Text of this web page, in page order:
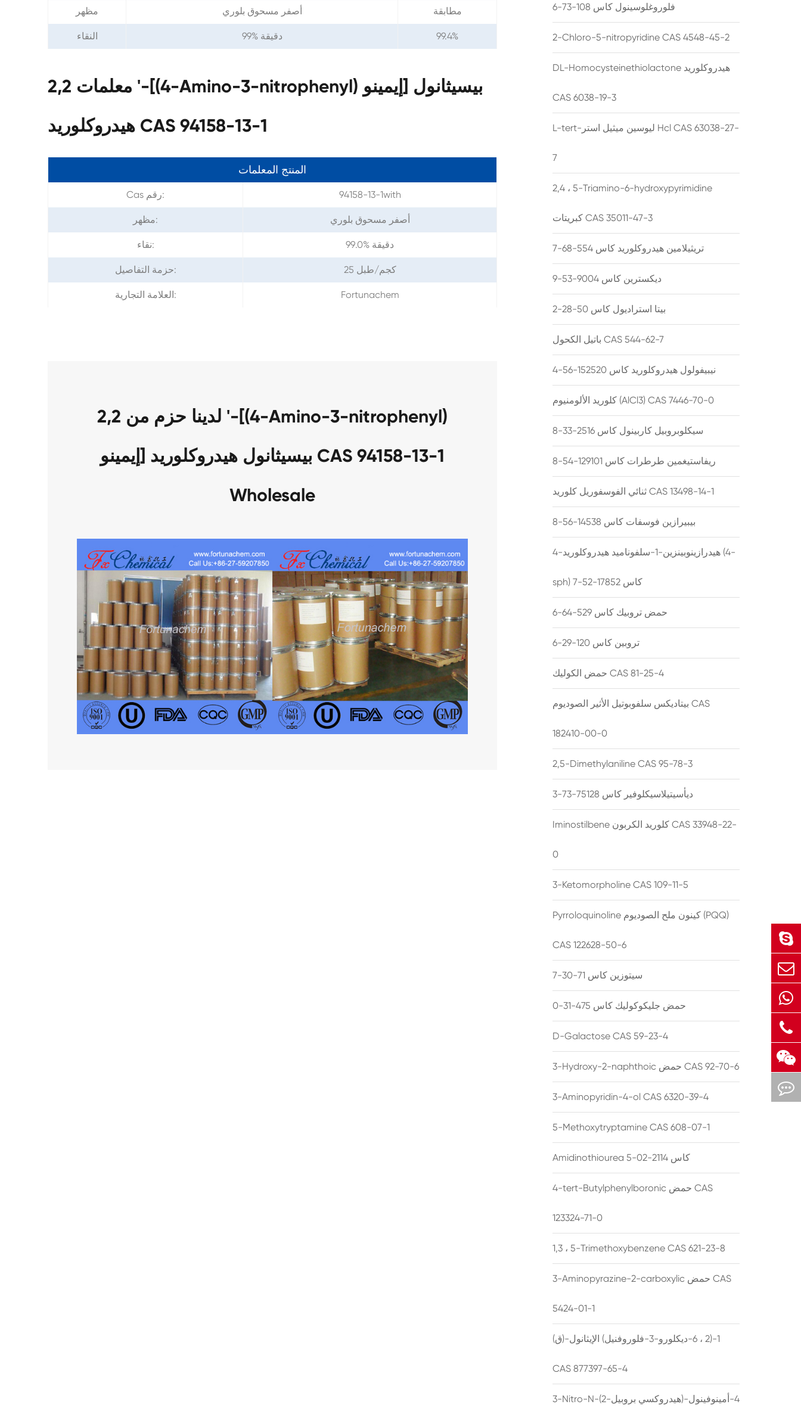
مظهر أصفر مسحوق بلوري مطابقة
النقاء 99% دقيقة 99.4%
معلمات 2,2 '-[(4-Amino-3-nitrophenyl) إيمينو] بيسيثانول
هيدروكلوريد CAS 94158-13-1
المنتج المعلمات
Cas رقم: 94158-13-1with
مظهر: أصفر مسحوق بلوري
نقاء: 99.0% دقيقة
حزمة التفاصيل: 25 كجم/طبل
العلامة التجارية: Fortunachem
لدينا حزم من 2,2 '-[(4-Amino-3-nitrophenyl)
إيمينو] بيسيثانول هيدروكلوريد CAS 94158-13-1
Wholesale
فلوروغلوسينول كاس 108-73-6
2-Chloro-5-nitropyridine CAS 4548-45-2
DL-Homocysteinethiolactone هيدروكلوريد
CAS 6038-19-3
L-tert-ليوسين ميثيل استر Hcl CAS 63038-27-
7
2,4 ، 5-Triamino-6-hydroxypyrimidine
كبريتات CAS 35011-47-3
تريثيلامين هيدروكلوريد كاس 554-68-7
ديكسترين كاس 9004-53-9
بيتا استراديول كاس 50-28-2
باتيل الكحول CAS 544-62-7
نيبيفولول هيدروكلوريد كاس 152520-56-4
كلوريد الألومنيوم (AlCl3) CAS 7446-70-0
سيكلوبروبيل كاربينول كاس 2516-33-8
ريفاستيغمين طرطرات كاس 129101-54-8
ثنائي الفوسفوريل كلوريد CAS 13498-14-1
بيبيرازين فوسفات كاس 14538-56-8
4-هيدرازينوبينزين-1-سلفوناميد هيدروكلوريد (4-
sph) كاس 17852-52-7
حمض تروبيك كاس 529-64-6
تروبين كاس 120-29-6
حمض الكوليك CAS 81-25-4
بيتاديكس سلفوبوتيل الأثير الصوديوم CAS
182410-00-0
2,5-Dimethylaniline CAS 95-78-3
ديأسيتيلاسيكلوفير كاس 75128-73-3
Iminostilbene كلوريد الكربون CAS 33948-22-
0
3-Ketomorpholine CAS 109-11-5
Pyrroloquinoline كينون ملح الصوديوم (PQQ)
CAS 122628-50-6
سيتوزين كاس 71-30-7
حمض جليكوكوليك كاس 475-31-0
D-Galactose CAS 59-23-4
3-Hydroxy-2-naphthoic حمض CAS 92-70-6
3-Aminopyridin-4-ol CAS 6320-39-4
5-Methoxytryptamine CAS 608-07-1
Amidinothiourea كاس 2114-02-5
4-tert-Butylphenylboronic حمض CAS
123324-71-0
1,3 ، 5-Trimethoxybenzene CAS 621-23-8
3-Aminopyrazine-2-carboxylic حمض CAS
5424-01-1
(ق)-1-(2 ، 6-ديكلورو-3-فلوروفنيل) الإيثانول
CAS 877397-65-4
3-Nitro-N-(2-هيدروكسي بروبيل)-4-أمينوفينول